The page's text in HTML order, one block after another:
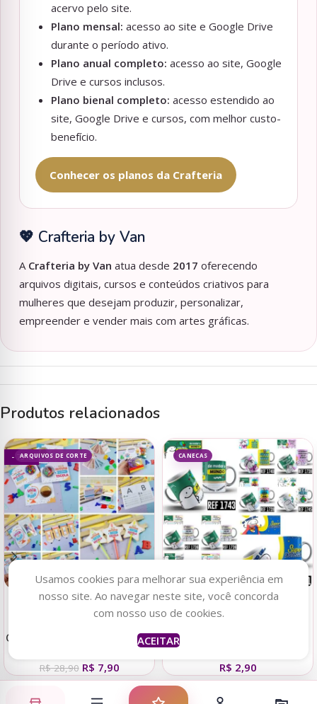
acervo pelo site.
Plano mensal: acesso ao site e Google Drive
durante o período ativo.
Plano anual completo: acesso ao site, Google
Drive e cursos inclusos.
Plano bienal completo: acesso estendido ao
site, Google Drive e cursos, com melhor custo-
benefício.
Conhecer os planos da Crafteria
💖 Crafteria by Van
A Crafteria by Van atua desde 2017 oferecendo
arquivos digitais, cursos e conteúdos criativos para
mulheres que desejam produzir, personalizar,
empreender e vender mais com artes gráficas.
Produtos relacionados
ARQUIVOS DE CORTE
- 73%
Adicionar ao carrinho
Combo Mimos Volta às Aulas
R$28,90 R$ 7,90
CANECAS
Adicionar ao carrinho
Canecas Flork Professores
R$ 2,90
Usamos cookies para melhorar sua experiência em
nosso site. Ao navegar neste site, você concorda
com nosso uso de cookies.
ACEITAR